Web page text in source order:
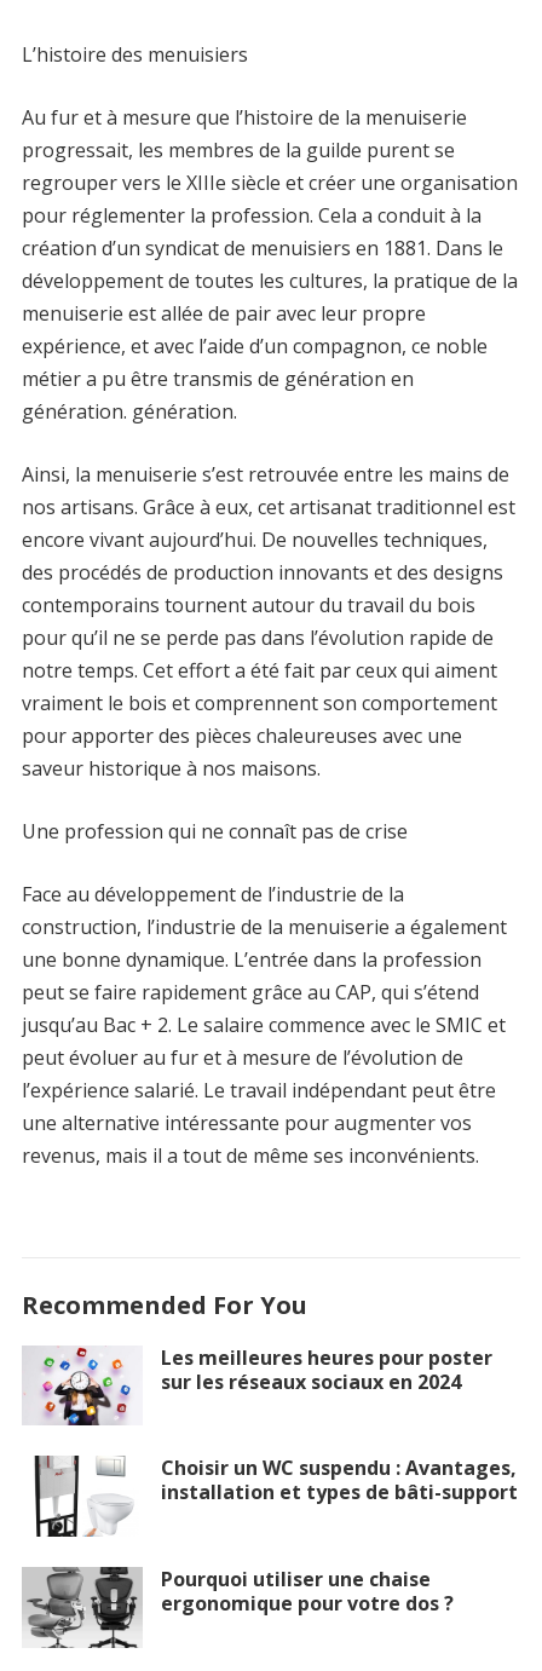
L’histoire des menuisiers
Au fur et à mesure que l’histoire de la menuiserie
progressait, les membres de la guilde purent se
regrouper vers le XIIIe siècle et créer une organisation
pour réglementer la profession. Cela a conduit à la
création d’un syndicat de menuisiers en 1881. Dans le
développement de toutes les cultures, la pratique de la
menuiserie est allée de pair avec leur propre
expérience, et avec l’aide d’un compagnon, ce noble
métier a pu être transmis de génération en
génération. génération.
Ainsi, la menuiserie s’est retrouvée entre les mains de
nos artisans. Grâce à eux, cet artisanat traditionnel est
encore vivant aujourd’hui. De nouvelles techniques,
des procédés de production innovants et des designs
contemporains tournent autour du travail du bois
pour qu’il ne se perde pas dans l’évolution rapide de
notre temps. Cet effort a été fait par ceux qui aiment
vraiment le bois et comprennent son comportement
pour apporter des pièces chaleureuses avec une
saveur historique à nos maisons.
Une profession qui ne connaît pas de crise
Face au développement de l’industrie de la
construction, l’industrie de la menuiserie a également
une bonne dynamique. L’entrée dans la profession
peut se faire rapidement grâce au CAP, qui s’étend
jusqu’au Bac + 2. Le salaire commence avec le SMIC et
peut évoluer au fur et à mesure de l’évolution de
l’expérience salarié. Le travail indépendant peut être
une alternative intéressante pour augmenter vos
revenus, mais il a tout de même ses inconvénients.
Recommended For You
Les meilleures heures pour poster
sur les réseaux sociaux en 2024
Choisir un WC suspendu : Avantages,
installation et types de bâti-support
Pourquoi utiliser une chaise
ergonomique pour votre dos ?